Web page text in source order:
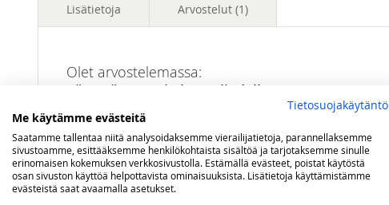
Lisätietoja
Mallit kaikki kaasuliedet, -keittimet ja -tasot
Arvostelut 1
Olet arvostelemassa:
Lämmöntasaaja kaasuliedelle
Arviosi
Rating
1
star
2
stars
3
stars
4
stars
5
stars
Tietosuojakäytäntö
Me käytämme evästeitä
Saatamme tallentaa niitä analysoidaksemme vierailijatietoja, parannellaksemme
sivustoamme, esittääksemme henkilökohtaista sisältöä ja tarjotaksemme sinulle
erinomaisen kokemuksen verkkosivustolla. Estämällä evästeet, poistat käytöstä
osan sivuston käyttöä helpottavista ominaisuuksista. Lisätietoja käyttämistämme
evästeistä saat avaamalla asetukset.